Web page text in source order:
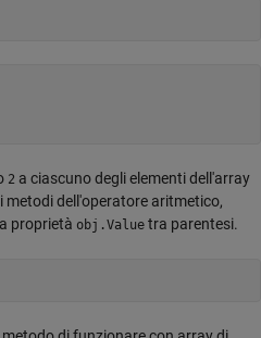
2 a ciascuno degli elementi dell'array
metodi dell'operatore aritmetico,
proprietà obj.Value tra parentesi.